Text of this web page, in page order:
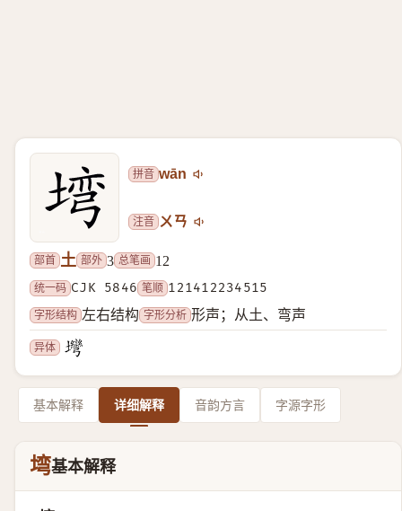
拼音 wān
注音 ㄨㄢ
部首 土 部外 3 总笔画 12
统一码 CJK 5846 笔顺 121412234515
字形结构 左右结构 字形分析 形声；从土、弯声
异体
基本解释 详细解释 音韵方言 字源字形
塆基本解释